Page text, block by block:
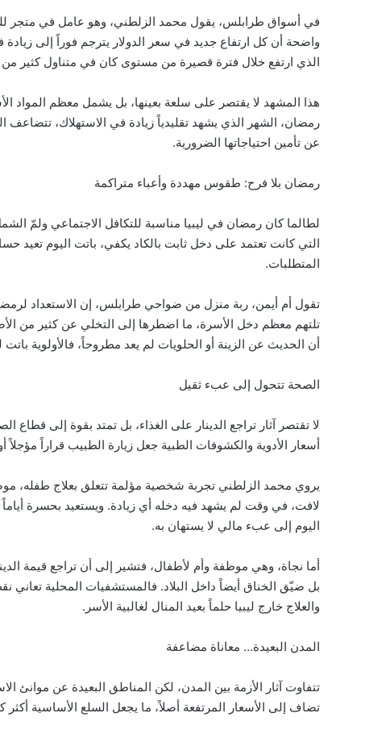
في أسواق طرابلس، يقول محمد الزلطني، وهو عامل في متجر
واضحة أن كل ارتفاع جديد في سعر الدولار يترجم فوراً إلى
الذي ارتفع خلال فترة قصيرة من مستوى كان في متناول كثير من
هذا المشهد لا يقتصر على سلعة بعينها، بل يشمل معظم المواد
رمضان، الشهر الذي يشهد تقليدياً زيادة في الاستهلاك،
عن تأمين احتياجاتها الضرورية.
رمضان بلا فرح: طقوس مهددة وأعباء متراكمة
لطالما كان رمضان في ليبيا مناسبة للتكافل الاجتماعي ولمّ
التي كانت تعتمد على دخل ثابت بالكاد يكفي، باتت اليوم تعيد
المتطلبات.
تقول أم أيمن، ربة منزل من ضواحي طرابلس، إن الاستعداد
تلتهم معظم دخل الأسرة، ما اضطرها إلى التخلي عن كثير من
أن الحديث عن الزينة أو الحلويات لم يعد مطروحاً، فالأولوية باتت
الصحة تتحول إلى عبء ثقيل
لا تقتصر آثار تراجع الدينار على الغذاء، بل تمتد بقوة إلى قطاع
أسعار الأدوية والكشوفات الطبية جعل زيارة الطبيب قراراً مؤجلاً
يروي محمد الزلطني تجربة شخصية مؤلمة تتعلق بعلاج طفله،
لافت، في وقت لم يشهد فيه دخله أي زيادة. ويستعيد بحسرة أياماً
اليوم إلى عبء مالي لا يستهان به.
أما نجاة، وهي موظفة وأم لأطفال، فتشير إلى أن تراجع قيمة
بل ضيّق الخناق أيضاً داخل البلاد. فالمستشفيات المحلية تعاني
والعلاج خارج ليبيا حلماً بعيد المنال لغالبية الأسر.
المدن البعيدة… معاناة مضاعفة
تتفاوت آثار الأزمة بين المدن، لكن المناطق البعيدة عن موانئ
تضاف إلى الأسعار المرتفعة أصلاً، ما يجعل السلع الأساسية